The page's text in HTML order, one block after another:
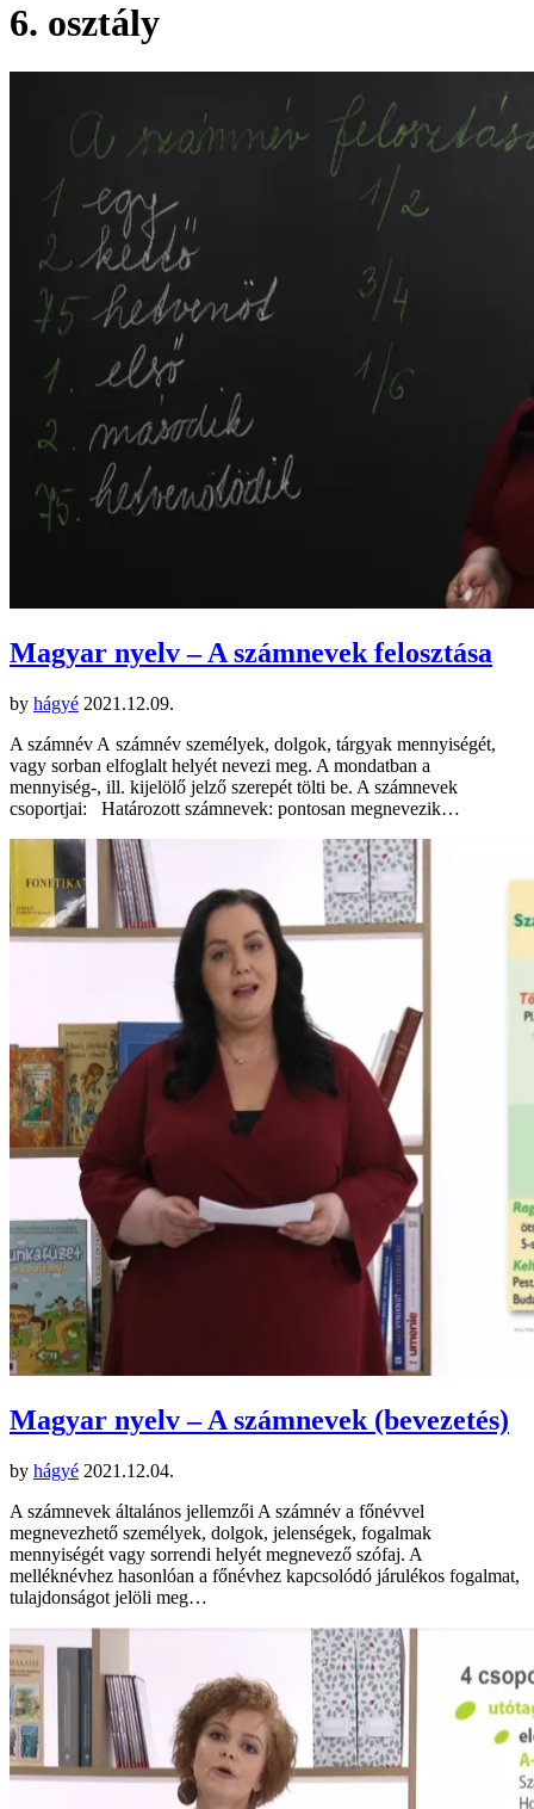
6. osztály
Magyar nyelv – A számnevek felosztása
by hágyé 2021.12.09.
A számnév A számnév személyek, dolgok, tárgyak mennyiségét,
vagy sorban elfoglalt helyét nevezi meg. A mondatban a
mennyiség-, ill. kijelölő jelző szerepét tölti be. A számnevek
csoportjai: Határozott számnevek: pontosan megnevezik…
Magyar nyelv – A számnevek (bevezetés)
by hágyé 2021.12.04.
A számnevek általános jellemzői A számnév a főnévvel
megnevezhető személyek, dolgok, jelenségek, fogalmak
mennyiségét vagy sorrendi helyét megnevező szófaj. A
melléknévhez hasonlóan a főnévhez kapcsolódó járulékos fogalmat,
tulajdonságot jelöli meg…